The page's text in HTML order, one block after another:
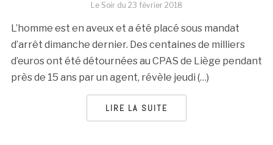
Le Soir du 23 février 2018
L’homme est en aveux et a été placé sous mandat
d’arrêt dimanche dernier. Des centaines de milliers
d’euros ont été détournées au CPAS de Liège pendant
près de 15 ans par un agent, révèle jeudi (…)
LIRE LA SUITE